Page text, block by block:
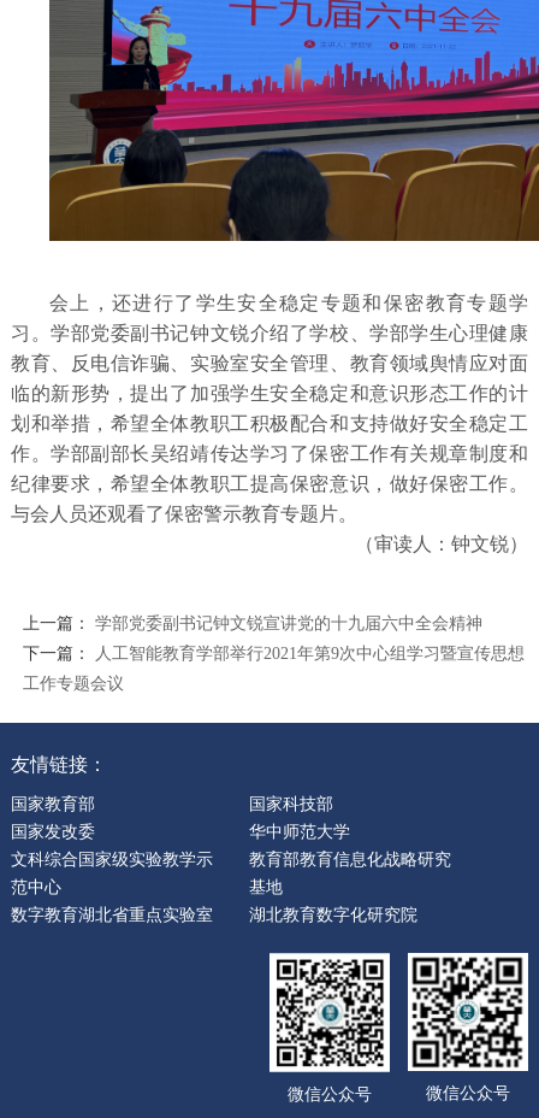
会上，还进行了学生安全稳定专题和保密教育专题学
习。学部党委副书记钟文锐介绍了学校、学部学生心理健康
教育、反电信诈骗、实验室安全管理、教育领域舆情应对面
临的新形势，提出了加强学生安全稳定和意识形态工作的计
划和举措，希望全体教职工积极配合和支持做好安全稳定工
作。学部副部长吴绍靖传达学习了保密工作有关规章制度和
纪律要求，希望全体教职工提高保密意识，做好保密工作。
与会人员还观看了保密警示教育专题片。
（审读人：钟文锐）
上一篇： 学部党委副书记钟文锐宣讲党的十九届六中全会精神
下一篇：
人工智能教育学部举行2021年第9次中心组学习暨宣传思想
工作专题会议
友情链接：
国家教育部
国家科技部
国家发改委
华中师范大学
文科综合国家级实验教学示
范中心
教育部教育信息化战略研究
基地
数字教育湖北省重点实验室
湖北教育数字化研究院
微信公众号 微信公众号